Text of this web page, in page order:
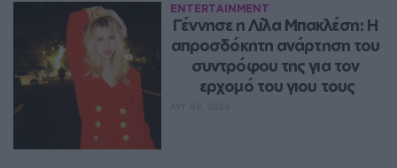
ENTERTAINMENT
Γέννησε η Λίλα Μπακλέση: Η
απροσδόκητη ανάρτηση του
συντρόφου της για τον
ερχομό του γιου τους